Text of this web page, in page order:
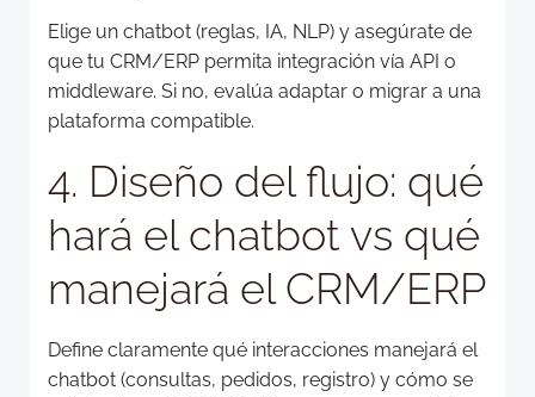
Elige un chatbot (reglas, IA, NLP) y asegúrate de
que tu CRM/ERP permita integración vía API o
middleware. Si no, evalúa adaptar o migrar a una
plataforma compatible.
4. Diseño del flujo: qué
hará el chatbot vs qué
manejará el CRM/ERP
Define claramente qué interacciones manejará el
chatbot (consultas, pedidos, registro) y cómo se